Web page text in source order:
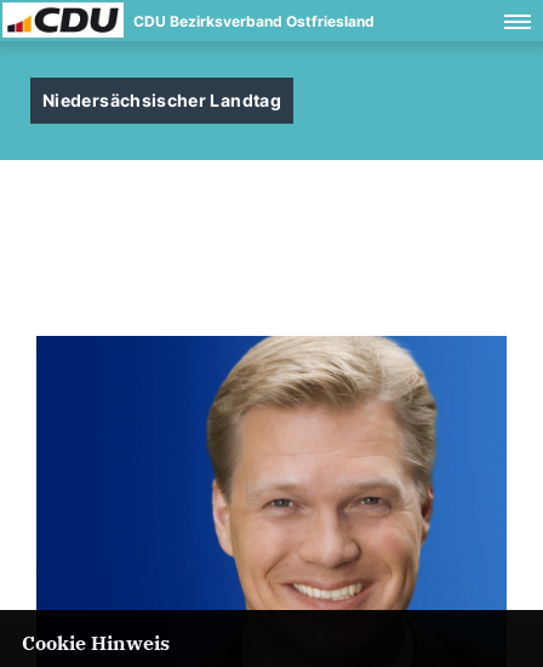
CDU Bezirksverband Ostfriesland
Niedersächsischer Landtag
Cookie Hinweis